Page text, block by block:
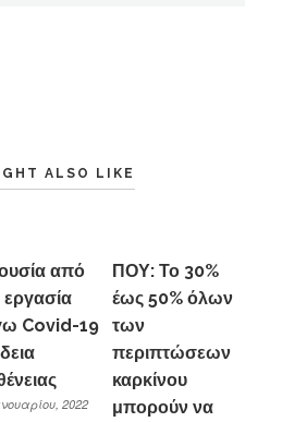
ALSO LIKE
από
εργασία
Covid-19
2022
ΠΟΥ: Το 30%
έως 50% όλων
των
περιπτώσεων
καρκίνου
μπορούν να